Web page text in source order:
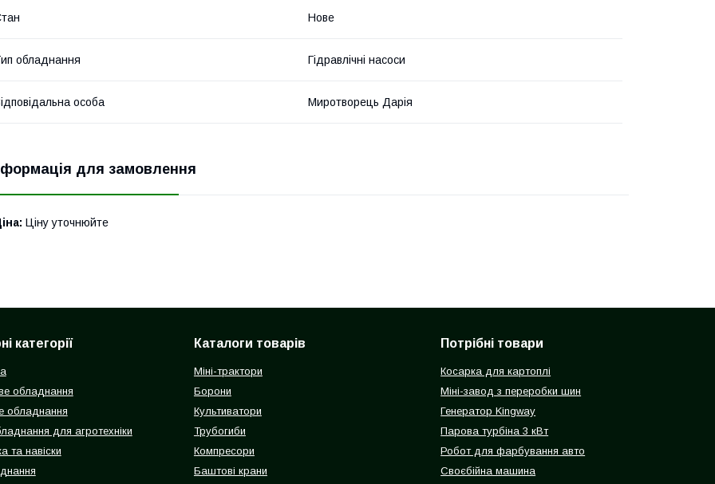
Нове
обладнання Гідравлічні насоси
особа Миротворець Дарія
для замовлення
Ціну уточнюйте
категорії
обладнання
обладнання
для агротехніки
та навіски
Каталоги товарів
Міні-трактори
Борони
Культиватори
Трубогиби
Компресори
Баштові крани
Потрібні товари
Косарка для картоплі
Міні-завод з переробки шин
Генератор Kingway
Парова турбіна 3 кВт
Робот для фарбування авто
Своєбійна машина